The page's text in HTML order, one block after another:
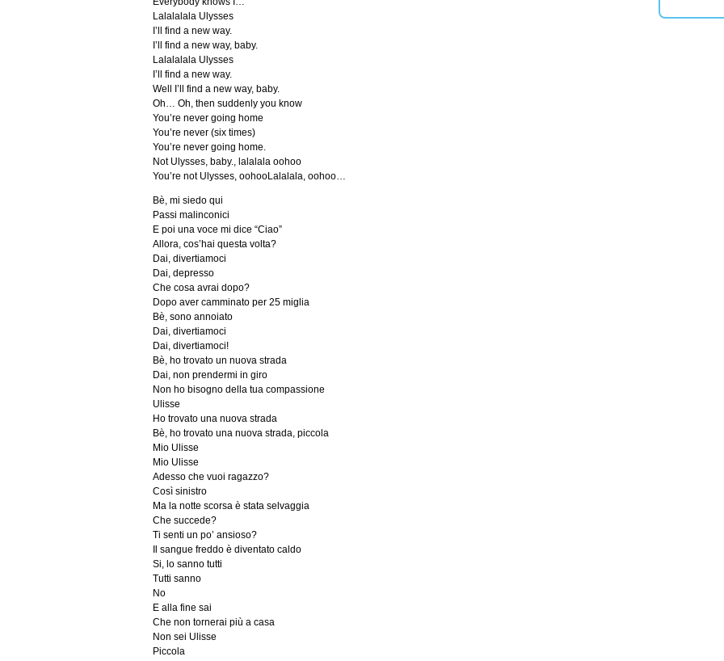
Lalalalala Ulysses
I’ll find a new way.
I’ll find a new way, baby.
Lalalalala Ulysses
I’ll find a new way.
Well I’ll find a new way, baby.
Oh… Oh, then suddenly you know
You’re never going home
You’re never (six times)
You’re never going home.
Not Ulysses, baby., lalalala oohoo
You’re not Ulysses, oohooLalalala, oohoo…
Bè, mi siedo qui
Passi malinconici
E poi una voce mi dice “Ciao”
Allora, cos’hai questa volta?
Dai, divertiamoci
Dai, depresso
Che cosa avrai dopo?
Dopo aver camminato per 25 miglia
Bè, sono annoiato
Dai, divertiamoci
Dai, divertiamoci!
Bè, ho trovato un nuova strada
Dai, non prendermi in giro
Non ho bisogno della tua compassione
Ulisse
Ho trovato una nuova strada
Bè, ho trovato una nuova strada, piccola
Mio Ulisse
Mio Ulisse
Adesso che vuoi ragazzo?
Così sinistro
Ma la notte scorsa è stata selvaggia
Che succede?
Ti senti un po’ ansioso?
Il sangue freddo è diventato caldo
Si, lo sanno tutti
Tutti sanno
No
E alla fine sai
Che non tornerai più a casa
Non sei Ulisse
Piccola